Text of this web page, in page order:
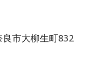
良市大柳生町832